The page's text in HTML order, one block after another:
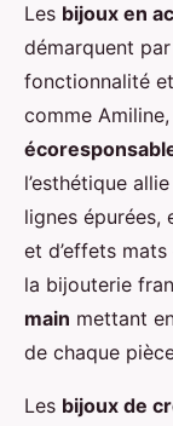
Les bijoux en
démarquent
fonctionnalité
comme
l’esthétique
lignes
et d’effets
la bijouterie
main mettant
de chaque
Les bijoux de